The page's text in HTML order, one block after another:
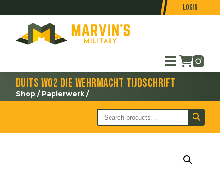
Login
Duits WO2 Die Wehrmacht tijdschrift
Shop / Papierwerk /